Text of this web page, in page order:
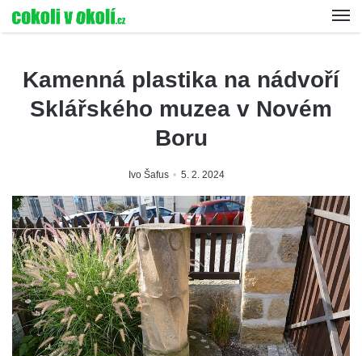
Kamenná plastika na nádvoří
Sklářského muzea v Novém
Boru
Ivo Šafus 5. 2. 2024